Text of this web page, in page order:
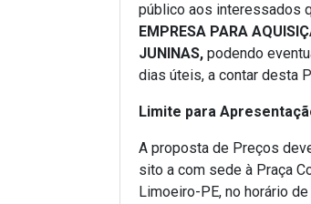
público aos interessados
EMPRESA PARA
JUNINAS,podendo
dias úteis, a contar desta
Limite para
A proposta de Preços
sito a com sede à Praça
Limoeiro-PE, no horário